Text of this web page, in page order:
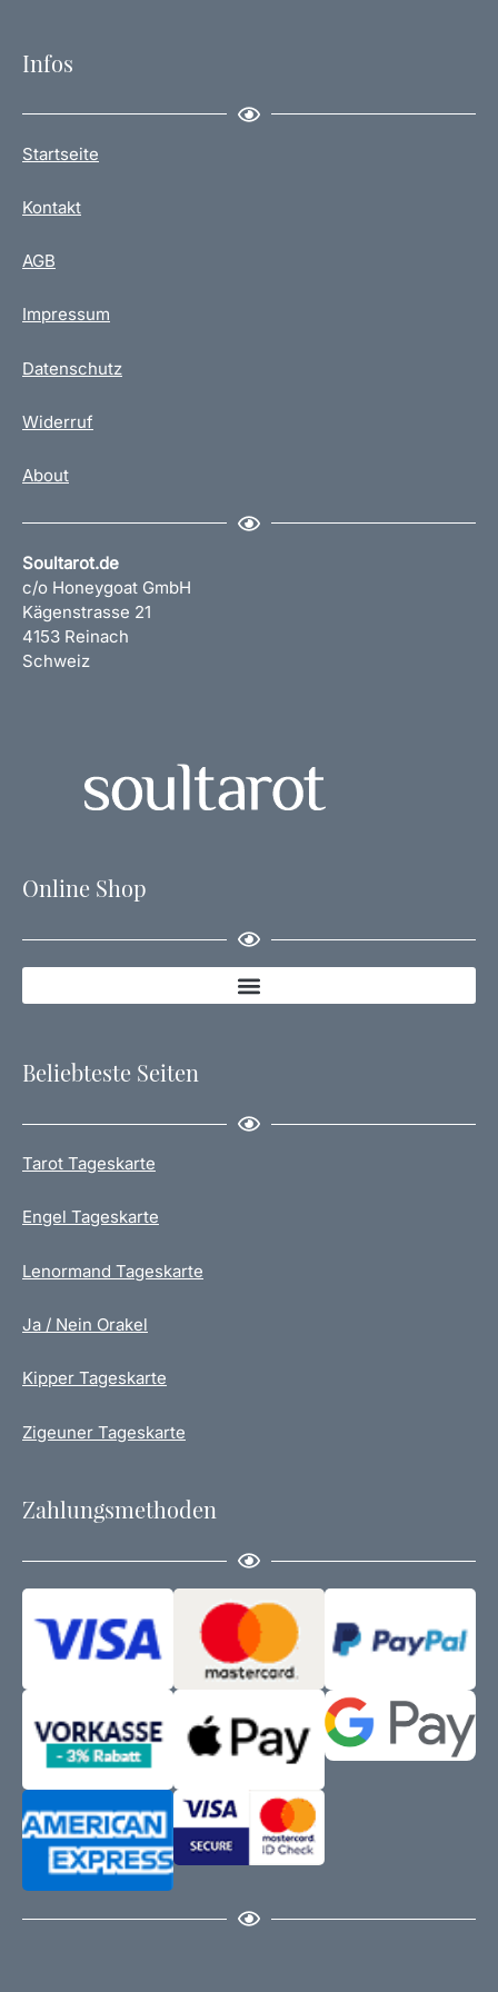
Infos
Startseite
Kontakt
AGB
Impressum
Datenschutz
Widerruf
About
Soultarot.de
c/o Honeygoat GmbH
Kägenstrasse 21
4153 Reinach
Schweiz
Online Shop
Beliebteste Seiten
Tarot Tageskarte
Engel Tageskarte
Lenormand Tageskarte
Ja / Nein Orakel
Kipper Tageskarte
Zigeuner Tageskarte
Zahlungsmethoden